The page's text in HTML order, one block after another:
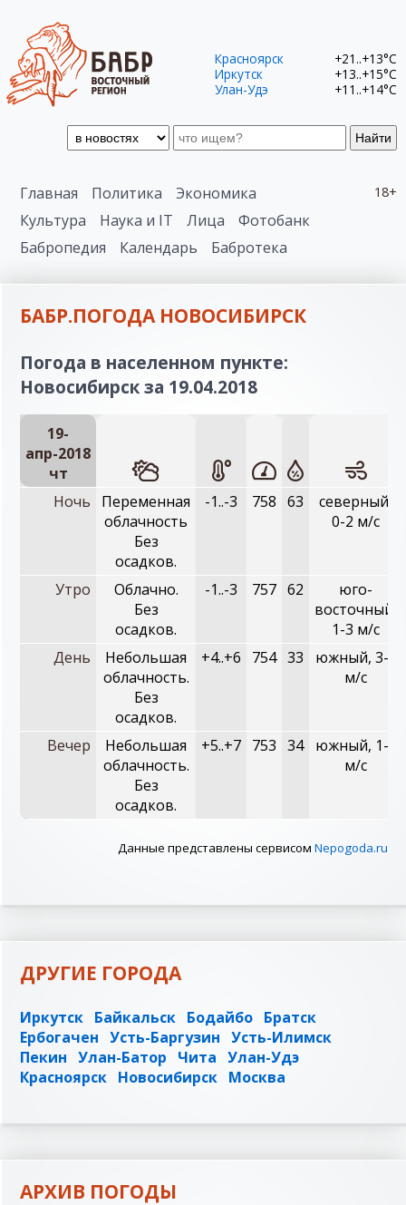
Найти
Красноярск
+21..+13°C
Иркутск
+13..+15°C
Улан-Удэ
+11..+14°C
18+
Главная Политика
Экономика
Культура
Наука и IT Лица
Фотобанк
Бабропедия
Календарь Бабротека
БАБР.ПОГОДА НОВОСИБИРСК
Погода в населенном пункте:
Новосибирск за 19.04.2018
19-
апр-2018
чт
Ночь
Переменная
облачность
Без
осадков.
-1..-3 758 63
северный,
0-2 м/с
Утро
Облачно.
Без
осадков.
-1..-3 757 62
юго-
восточный,
1-3 м/с
День
Небольшая
облачность.
Без
осадков.
+4..+6 754 33
южный, 3-5
м/с
Вечер
Небольшая
облачность.
Без
осадков.
+5..+7 753 34
южный, 1-3
м/с
Данные представлены сервисом Nepogoda.ru
ДРУГИЕ ГОРОДА
Иркутск Байкальск Бодайбо Братск
Ербогачен Усть-Баргузин Усть-Илимск
Пекин Улан-Батор Чита Улан-Удэ
Красноярск Новосибирск Москва
АРХИВ ПОГОДЫ